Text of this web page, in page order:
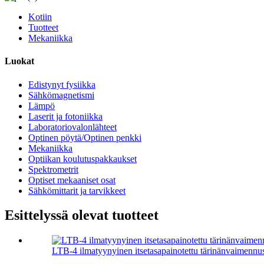
Kotiin
Tuotteet
Mekaniikka
Luokat
Edistynyt fysiikka
Sähkömagnetismi
Lämpö
Laserit ja fotoniikka
Laboratoriovalonlähteet
Optinen pöytä/Optinen penkki
Mekaniikka
Optiikan koulutuspakkaukset
Spektrometrit
Optiset mekaaniset osat
Sähkömittarit ja tarvikkeet
Esittelyssä olevat tuotteet
LTB-4 ilmatyynyinen itsetasapainotettu